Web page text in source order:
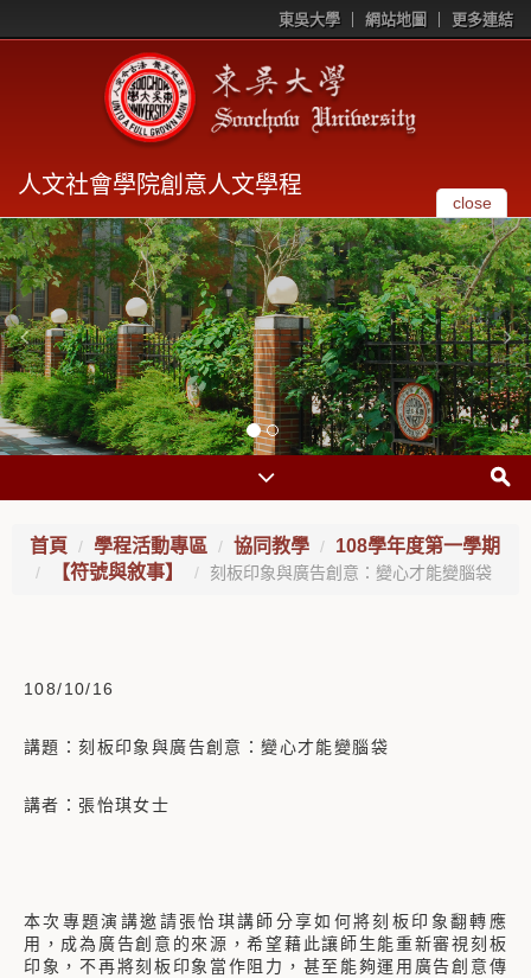
東吳大學 網站地圖 更多連結
人文社會學院創意人文學程
close
首頁 學程活動專區 協同教學
108學年度第一學期
【符號與敘事】
刻板印象與廣告創意：變心才能變腦袋
108/10/16
講題：刻板印象與廣告創意：變心才能變腦袋
講者：張怡琪女士
本次專題演講邀請張怡琪講師分享如何將刻板印象翻轉應
用，成為廣告創意的來源，希望藉此讓師生能重新審視刻板
印象，不再將刻板印象當作阻力，甚至能夠運用廣告創意傳